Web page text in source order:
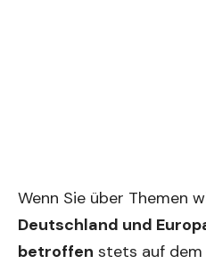
Wenn Sie über Themen
Deutschland und
betroffen stets auf dem